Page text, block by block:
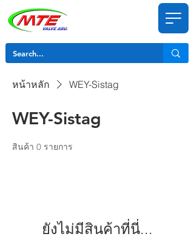
หน้าหลัก WEY-Sistag
WEY-Sistag
สินค้า 0 รายการ
ยังไม่มีสินค้าที่นี่...